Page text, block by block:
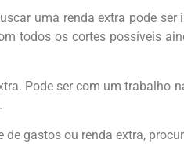
uma renda extra pode ser
todos os cortes possíveis
Pode ser com um trabalho
gastos ou renda extra,